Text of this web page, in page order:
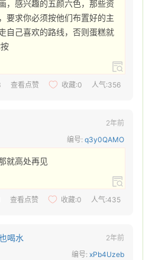
，感兴趣的五颜六色，那些资
要求你必须按他们布置好的主
自己喜欢的路线，否则蛋糕就
查看点赞 收藏:0 人气:356
2年前
编号:q3y0QAMO
就高处再见
查看点赞 收藏:0 人气:435
喝水 2年前
编号:xPb4Uzeb